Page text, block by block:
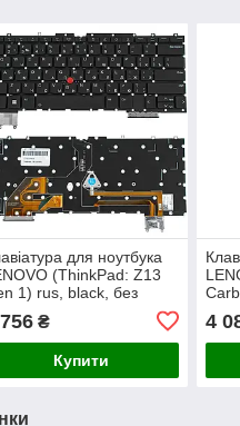
для ноутбука
(ThinkPad: Z13
1) rus, black, без
(ОРИГИНАЛ)
₴
Купити
4